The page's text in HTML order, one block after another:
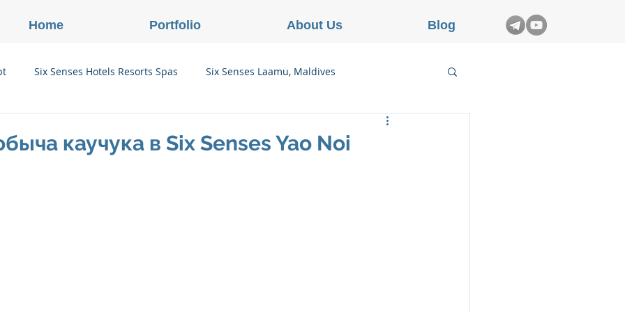
Six Senses Hotels Resorts Spas Six Senses Laamu, Maldives
каучука в Six Senses Yao Noi
Home Portfolio About Us Blog